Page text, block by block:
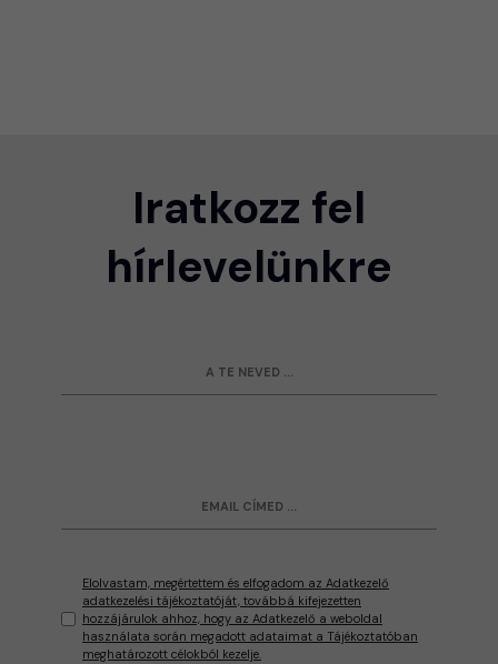
Iratkozz fel
hírlevelünkre
Elolvastam, megértettem és elfogadom az Adatkezelő
adatkezelési tájékoztatóját, továbbá kifejezetten
hozzájárulok ahhoz, hogy az Adatkezelő a weboldal
használata során megadott adataimat a Tájékoztatóban
meghatározott célokból kezelje.